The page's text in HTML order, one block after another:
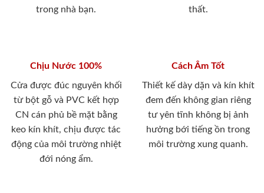
trong nhà bạn.
thất.
Chịu Nước 100%
Cửa được đúc nguyên khối
từ bột gỗ và PVC kết hợp
CN cán phủ bề mặt bằng
keo kín khít, chịu được tác
động của môi trường nhiệt
đới nóng ẩm.
Cách Âm Tốt
Thiết kế dày dặn và kín khít
đem đến không gian riêng
tư yên tĩnh không bị ảnh
hưởng bới tiếng ồn trong
môi trường xung quanh.